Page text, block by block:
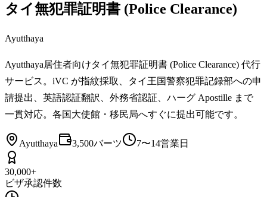
タイ無犯罪証明書 (Police Clearance)
Ayutthaya
Ayutthaya居住者向けタイ無犯罪証明書 (Police Clearance) 代行
サービス。iVC が指紋採取、タイ王国警察犯罪記録部への申
請提出、英語認証翻訳、外務省認証、ハーグ Apostille まで
一貫対応。各国大使館・移民局へすぐに提出可能です。
Ayutthaya 3,500バーツ 7〜14営業日
30,000+
ビザ承認件数